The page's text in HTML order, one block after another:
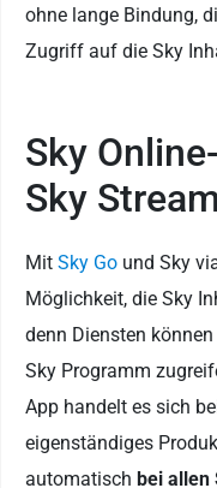
ohne lange Bindung,
Zugriff auf die Sky
Sky
Sky
Mit Sky Go und Sky
Möglichkeit, die Sky
denn Diensten
Sky Programm
App handelt es sich
eigenständiges
automatisch bei allen